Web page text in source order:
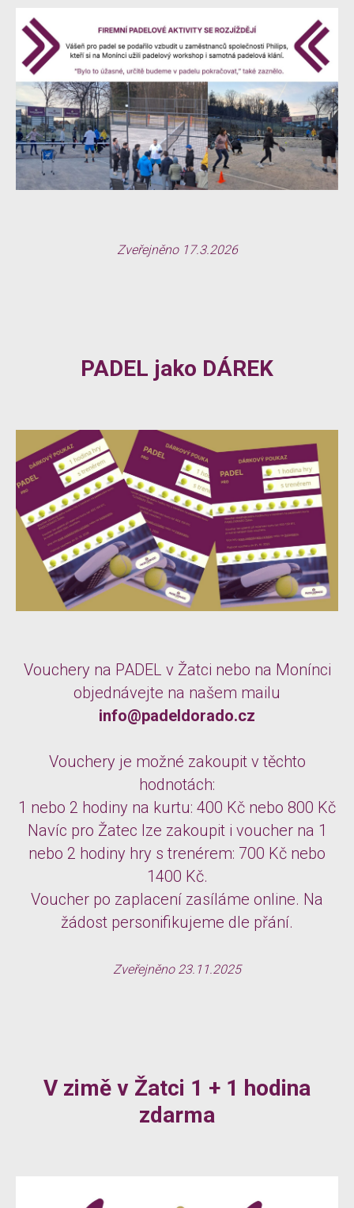
Zveřejněno 17.3.2026
PADEL jako DÁREK
Vouchery na PADEL v Žatci nebo na Monínci
objednávejte na našem mailu
info@padeldorado.cz
Vouchery je možné zakoupit v těchto
hodnotách:
1 nebo 2 hodiny na kurtu: 400 Kč nebo 800 Kč
Navíc pro Žatec lze zakoupit i voucher na 1
nebo 2 hodiny hry s trenérem: 700 Kč nebo
1400 Kč.
Voucher po zaplacení zasíláme online. Na
žádost personifikujeme dle přání.
Zveřejněno 23.11.2025
V zimě v Žatci 1 + 1 hodina
zdarma